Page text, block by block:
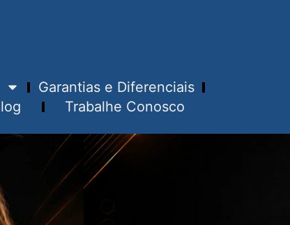
Garantias e Diferenciais
Trabalhe Conosco